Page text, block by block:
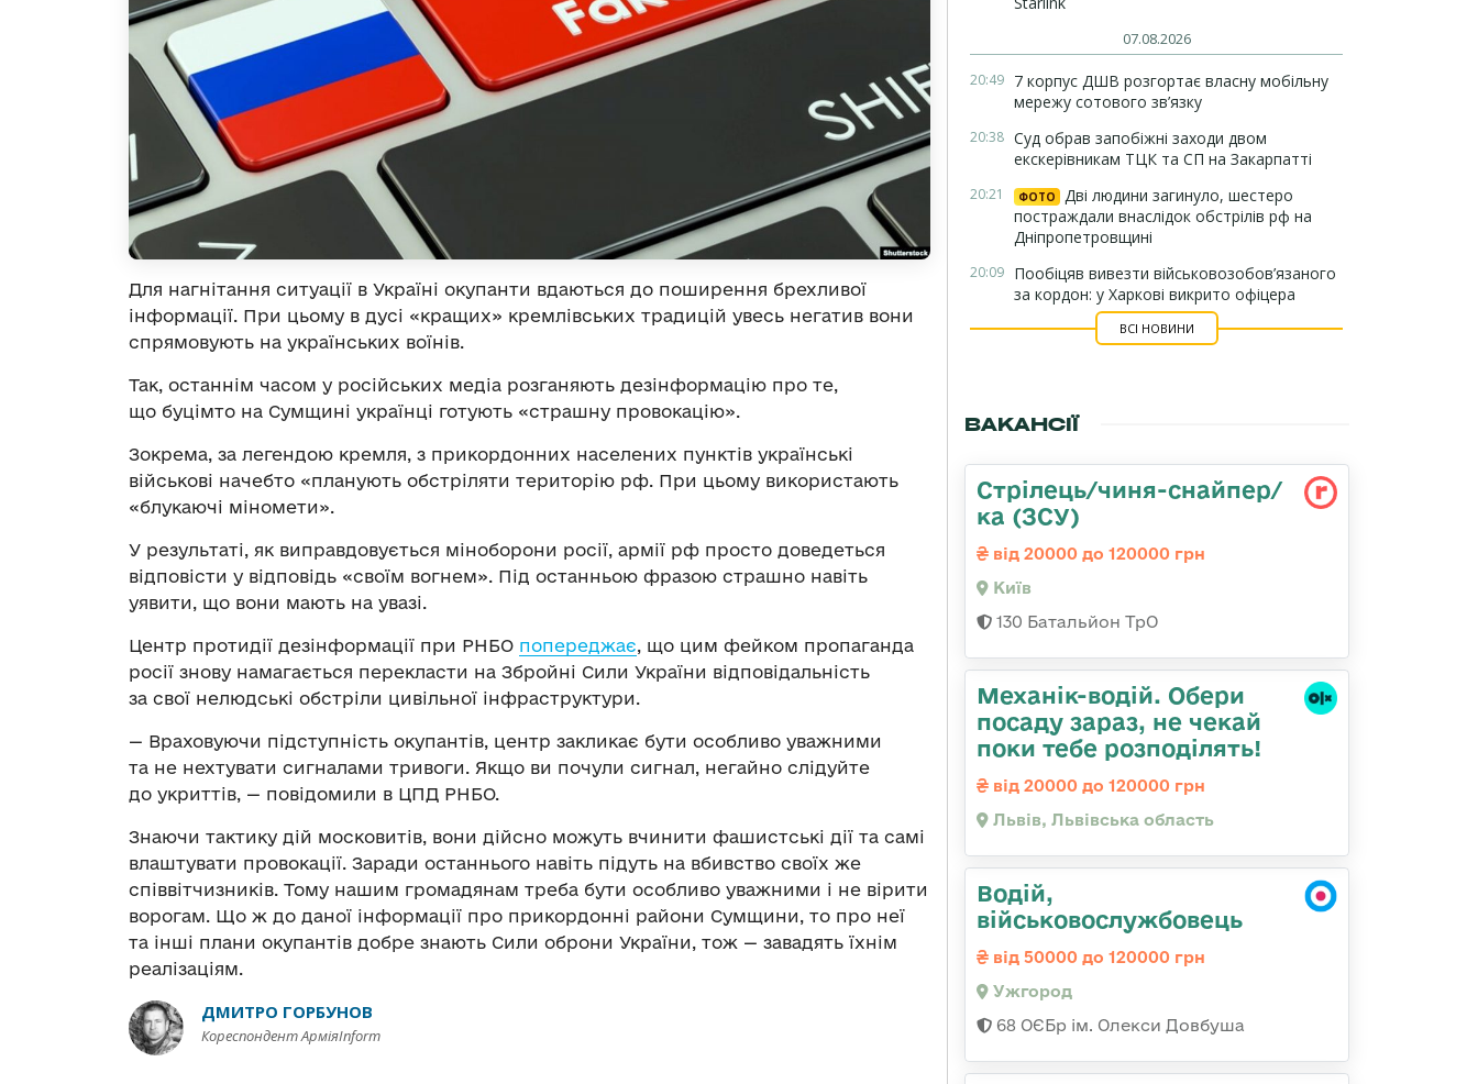
Для нагнітання ситуації в Україні окупанти вдаються до поширення брехливої
інформації. При цьому в дусі «кращих» кремлівських традицій увесь негатив вони
спрямовують на українських воїнів.
Так, останнім часом у російських медіа розганяють дезінформацію про те,
що буцімто на Сумщині українці готують «страшну провокацію».
Зокрема, за легендою кремля, з прикордонних населених пунктів українські
військові начебто «планують обстріляти територію рф. При цьому використають
«блукаючі міномети».
У результаті, як виправдовується міноборони росії, армії рф просто доведеться
відповісти у відповідь «своїм вогнем». Під останньою фразою страшно навіть
уявити, що вони мають на увазі.
Центр протидії дезінформації при РНБО попереджає , що цим фейком пропаганда
росії знову намагається перекласти на Збройні Сили України відповідальність
за свої нелюдські обстріли цивільної інфраструктури.
— Враховуючи підступність окупантів, центр закликає бути особливо уважними
та не нехтувати сигналами тривоги. Якщо ви почули сигнал, негайно слідуйте
до укриттів, — повідомили в ЦПД РНБО.
Знаючи тактику дій московитів, вони дійсно можуть вчинити фашистські дії та самі
влаштувати провокації. Заради останнього навіть підуть на вбивство своїх же
співвітчизників. Тому нашим громадянам треба бути особливо уважними і не вірити
ворогам. Що ж до даної інформації про прикордонні райони Сумщини, то про неї
та інші плани окупантів добре знають Сили оброни України, тож — завадять їхнім
реалізаціям.
ДМИТРО ГОРБУНОВ
Кореспондент АрміяInform
07.08.2026
20:49 7 корпус ДШВ розгортає власну мобільну
мережу сотового зв’язку
20:38 Суд обрав запобіжні заходи двом
екскерівникам ТЦК та СП на Закарпатті
20:21 ФОТО
Дві людини загинуло, шестеро
постраждали внаслідок обстрілів рф на
Дніпропетровщині
20:09 Пообіцяв вивезти військовозобов’язаного
за кордон: у Харкові викрито офіцера
ВСІ НОВИНИ
ВАКАНСІЇ
Стрілець/чиня-снайпер/
ка (ЗСУ)
від 20000 до 120000 грн
Київ
130 Батальйон ТрО
Механік-водій. Обери
посаду зараз, не чекай
поки тебе розподілять!
від 20000 до 120000 грн
Львів, Львівська область
Водій,
військовослужбовець
від 50000 до 120000 грн
Ужгород
68 ОЄБр ім. Олекси Довбуша